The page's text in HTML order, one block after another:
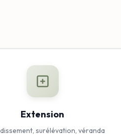
Extension
surélévation, véranda